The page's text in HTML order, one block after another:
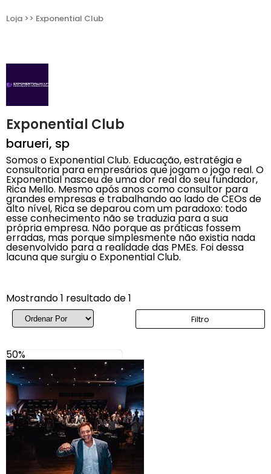
Loja >> Exponential Club
Exponential Club
barueri, sp
Somos o Exponential Club. Educação, estratégia e
consultoria para empresários que jogam o jogo real. O
Exponential nasceu de uma dor real do seu fundador,
Rica Mello. Mesmo após anos como consultor para
grandes empresas e trabalhando ao lado de CEOs de
alto nível, Rica se deparou com um paradoxo: todo
esse conhecimento não se traduzia para a sua
própria empresa. Não porque as práticas fossem
erradas, mas porque simplesmente não existia nada
desenvolvido para a realidade das PMEs. Foi dessa
lacuna que surgiu o Exponential Club.
Mostrando 1 resultado de 1
Filtro
50%